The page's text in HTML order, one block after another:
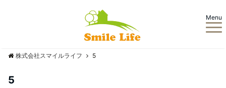
Menu
株式会社スマイルライフ 5
5